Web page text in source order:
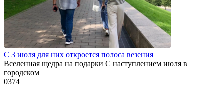
С 3 июля для них откроется полоса везения
Вселенная щедра на подарки С наступлением июля в
городском
0374